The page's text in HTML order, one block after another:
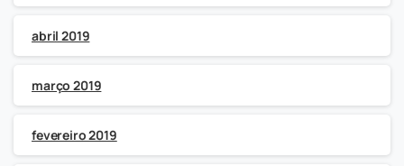
abril 2019
março 2019
fevereiro 2019